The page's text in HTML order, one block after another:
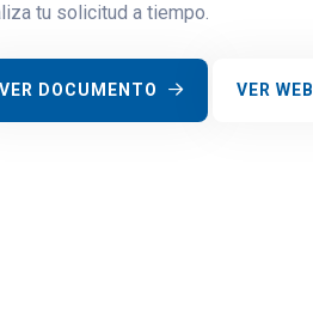
tu solicitud a tiempo.
VER DOCUMENTO VER WEB